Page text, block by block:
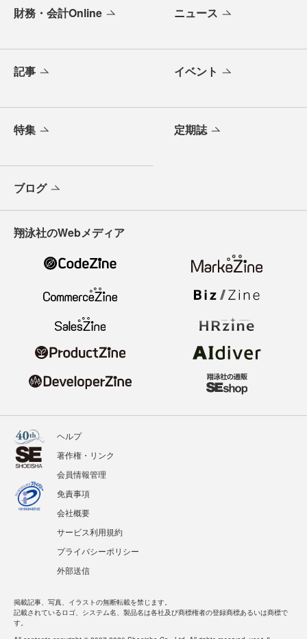
財務・会計Online ニュース
記事 イベント
特集 定期誌
ブログ
翔泳社のWebメディア
ヘルプ
著作権・リンク
会員情報管理
免責事項
会社概要
サービス利用規約
プライバシーポリシー
外部送信
掲載記事、写真、イラストの無断転載を禁じます。
記載されているロゴ、システム名、製品名は各社及び商標権者の登録商標あるいは商標で
す。